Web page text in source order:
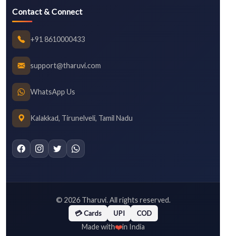
Contact & Connect
+91 8610000433
support@tharuvi.com
WhatsApp Us
Kalakkad, Tirunelveli, Tamil Nadu
© 2026Tharuvi. All rights reserved.
💳 Cards UPI COD
Made with❤️in India